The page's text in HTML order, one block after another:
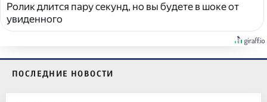
Ролик длится пару секунд, но вы будете в шоке от
увиденного
ПОСЛЕДНИЕ НОВОСТИ